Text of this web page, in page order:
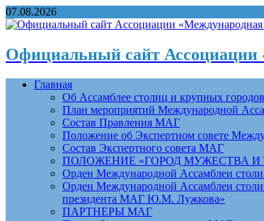
07.08.2026
Официальный сайт Ассоциации
Главная
Об Ассамблее столиц и крупных
План мероприятий Международной
Состав Правления МАГ
Положение об Экспертном совете
Состав Экспертного совета МАГ
ПОЛОЖЕНИЕ «ГОРОД МУЖЕСТВА И
Орден Международной Ассамблеи
Орден Международной Ассамблеи
президента МАГ Ю.М. Лужкова»
ПАРТНЕРЫ МАГ